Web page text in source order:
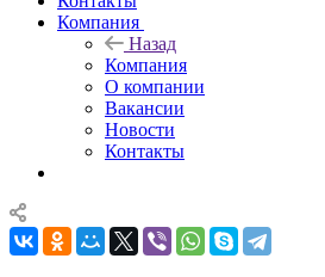
Компания
Назад
Компания
О компании
Вакансии
Новости
Контакты